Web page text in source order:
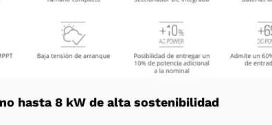
hasta 8 kW de alta sostenibilidad